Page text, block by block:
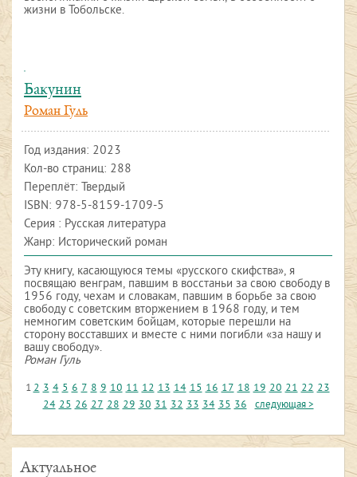
жизни в Тобольске.
Бакунин
Роман Гуль
Год издания: 2023
Кол-во страниц: 288
Переплёт: Твердый
ISBN: 978-5-8159-1709-5
Серия : Русская литература
Жанр: Исторический роман
Эту книгу, касающуюся темы «русского скифства», я
посвящаю венграм, павшим в восстаньи за свою свободу в
1956 году, чехам и словакам, павшим в борьбе за свою
свободу с советским вторжением в 1968 году, и тем
немногим советским бойцам, которые перешли на
сторону восставших и вместе с ними погибли «за нашу и
вашу свободу».
Роман Гуль
12 3 4 5 6 7 8 9 10 11 12 13 14 15 16 17 18 19 20 21 22 23
24 25 26 27 28 29 30 31 32 33 34 35 36 следующая >
Актуальное